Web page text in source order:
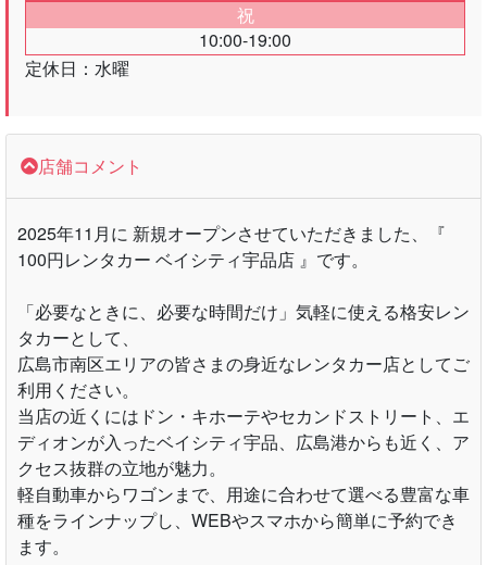
祝
10:00-19:00
定休日：水曜
店舗コメント
2025年11月に 新規オープンさせていただきました、『
100円レンタカー ベイシティ宇品店 』です。
「必要なときに、必要な時間だけ」気軽に使える格安レン
タカーとして、
広島市南区エリアの皆さまの身近なレンタカー店としてご
利用ください。
当店の近くにはドン・キホーテやセカンドストリート、エ
ディオンが入ったベイシティ宇品、広島港からも近く、ア
クセス抜群の立地が魅力。
軽自動車からワゴンまで、用途に合わせて選べる豊富な車
種をラインナップし、WEBやスマホから簡単に予約でき
ます。